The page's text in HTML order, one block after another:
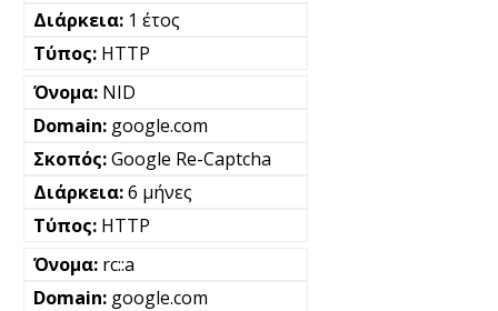
1 έτος
HTTP
NID
google.com
Google Re-Captcha
6 μήνες
HTTP
rc::a
google.com